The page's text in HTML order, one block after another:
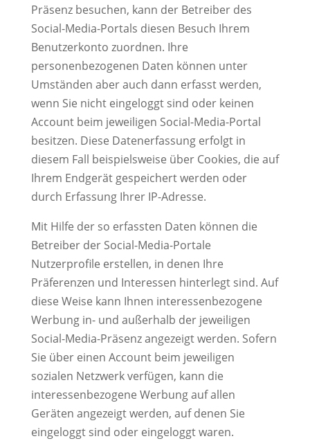
Präsenz besuchen, kann der Betreiber des
Social-Media-Portals diesen Besuch Ihrem
Benutzerkonto zuordnen. Ihre
personenbezogenen Daten können unter
Umständen aber auch dann erfasst werden,
wenn Sie nicht eingeloggt sind oder keinen
Account beim jeweiligen Social-Media-Portal
besitzen. Diese Datenerfassung erfolgt in
diesem Fall beispielsweise über Cookies, die auf
Ihrem Endgerät gespeichert werden oder
durch Erfassung Ihrer IP-Adresse.
Mit Hilfe der so erfassten Daten können die
Betreiber der Social-Media-Portale
Nutzerprofile erstellen, in denen Ihre
Präferenzen und Interessen hinterlegt sind. Auf
diese Weise kann Ihnen interessenbezogene
Werbung in- und außerhalb der jeweiligen
Social-Media-Präsenz angezeigt werden. Sofern
Sie über einen Account beim jeweiligen
sozialen Netzwerk verfügen, kann die
interessenbezogene Werbung auf allen
Geräten angezeigt werden, auf denen Sie
eingeloggt sind oder eingeloggt waren.